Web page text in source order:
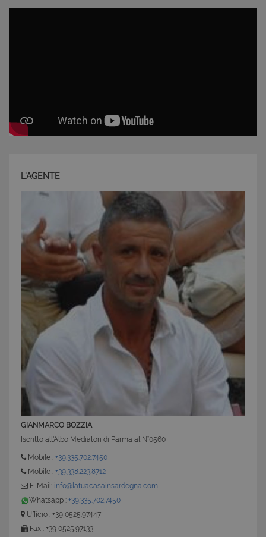
L'AGENTE
GIANMARCO BOZZIA
Iscritto all'Albo Mediatori di Parma al N°0560
Mobile : +39.335.702.7450
Mobile : +39.338.223.8712
E-Mail: info@latuacasainsardegna.com
Whatsapp : +39.335.702.7450
Ufficio : +39 0525.97447
Fax : +39 0525.97133